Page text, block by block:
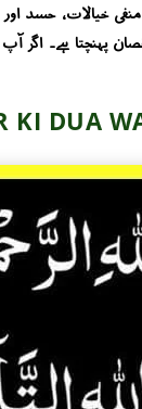
، حسد اور
ہے۔ اگر
KI DUA